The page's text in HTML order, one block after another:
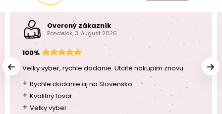
Overený zákazník
Pondelok, 3. August 2026
100%
Velky vyber, rychle dodanie. Utcite nakupim znovu
+ Rychle dodanie aj na Slovensko
+ Kvalitny tovar
+ Velky vyber